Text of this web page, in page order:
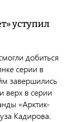
уступил
добиться
серии в
завершились
верх в серии
«Арктик-
Кадирова.